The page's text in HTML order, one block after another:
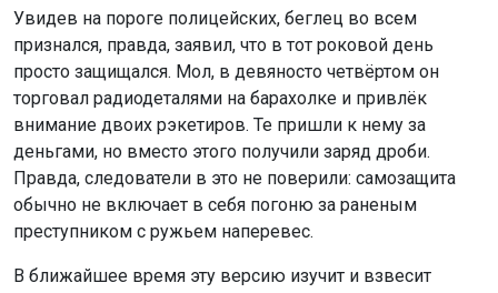
Увидев на пороге полицейских, беглец во всем
признался, правда, заявил, что в тот роковой день
просто защищался. Мол, в девяносто четвёртом он
торговал радиодеталями на барахолке и привлёк
внимание двоих рэкетиров. Те пришли к нему за
деньгами, но вместо этого получили заряд дроби.
Правда, следователи в это не поверили: самозащита
обычно не включает в себя погоню за раненым
преступником с ружьем наперевес.
В ближайшее время эту версию изучит и взвесит